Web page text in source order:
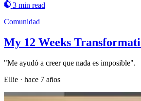
3 min read
Comunidad
My 12 Weeks
"Me ayudó a creer que nada es imposible".
Ellie · hace 7 años